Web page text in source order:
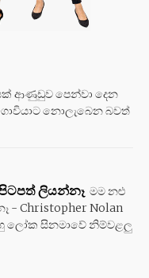
ආණුඩුව පෙන්වා දෙන
නොලැබෙන බවත්
ලියන්නෑ මම නළු
Christopher Nolan
ලෝක සිනමාවේ නිම්වළලු